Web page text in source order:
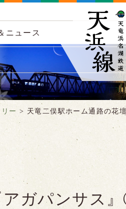
ニュース
ー > 天竜二俣駅ホーム通路の花
アガパンサス